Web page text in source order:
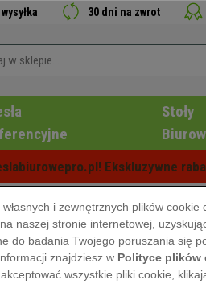
30 dni na zwrot
Stoły
Ekskluzywne
własnych i zewnętrznych plików cookie
naszej stronie internetowej,
do badania Twojego poruszania się
znajdziesz w Polityce plików
wszystkie pliki cookie,